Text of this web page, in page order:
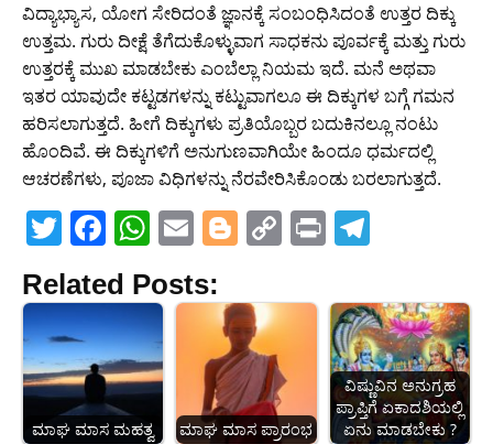
ವಿದ್ಯಾಭ್ಯಾಸ, ಯೋಗ ಸೇರಿದಂತೆ ಜ್ಞಾನಕ್ಕೆ ಸಂಬಂಧಿಸಿದಂತೆ ಉತ್ತರ ದಿಕ್ಕು
ಉತ್ತಮ. ಗುರು ದೀಕ್ಷೆ ತೆಗೆದುಕೊಳ್ಳುವಾಗ ಸಾಧಕನು ಪೂರ್ವಕ್ಕೆ ಮತ್ತು ಗುರು
ಉತ್ತರಕ್ಕೆ ಮುಖ ಮಾಡಬೇಕು ಎಂಬೆಲ್ಲಾ ನಿಯಮ ಇದೆ. ಮನೆ ಅಥವಾ
ಇತರ ಯಾವುದೇ ಕಟ್ಟಡಗಳನ್ನು ಕಟ್ಟುವಾಗಲೂ ಈ ದಿಕ್ಕುಗಳ ಬಗ್ಗೆ ಗಮನ
ಹರಿಸಲಾಗುತ್ತದೆ. ಹೀಗೆ ದಿಕ್ಕುಗಳು ಪ್ರತಿಯೊಬ್ಬರ ಬದುಕಿನಲ್ಲೂ ನಂಟು
ಹೊಂದಿವೆ. ಈ ದಿಕ್ಕುಗಳಿಗೆ ಅನುಗುಣವಾಗಿಯೇ ಹಿಂದೂ ಧರ್ಮದಲ್ಲಿ
ಆಚರಣೆಗಳು, ಪೂಜಾ ವಿಧಿಗಳನ್ನು ನೆರವೇರಿಸಿಕೊಂಡು ಬರಲಾಗುತ್ತದೆ.
T
w
itt
er
F
a
c
e
b
o
W
at
s
A
p
E
ai
l
Bl
g
g
er
C
p
y
Li
n
Pr
t e
gr
a
m
Related Posts:
ಮಾಘ ಮಾಸ ಮಹತ್ವ ಮಾಘ ಮಾಸ ಪ್ರಾರಂಭ
ವಿಷ್ಣುವಿನ ಅನುಗ್ರಹ
ಪ್ರಾಪ್ತಿಗೆ ಏಕಾದಶಿಯಲ್ಲಿ
ಏನು ಮಾಡಬೇಕು ?